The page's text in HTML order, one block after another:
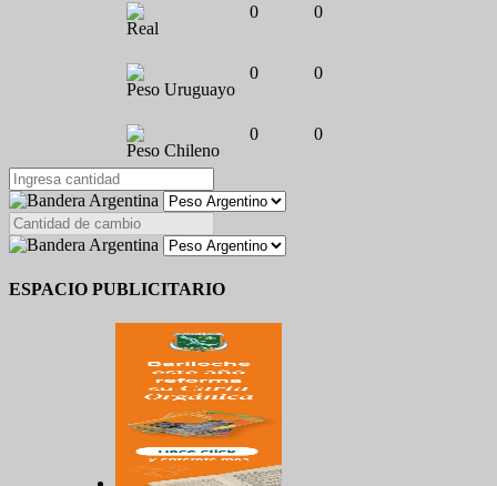
Real
0 0
Peso Uruguayo
0 0
Peso Chileno
0 0
ESPACIO PUBLICITARIO